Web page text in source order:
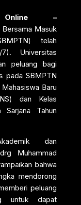
Online –
Bersama Masuk
telah
Universitas
peluang bagi
pada SBMPTN
Baru
dan Kelas
Sarjana Tahun
dan
Muhammad
bahwa
mendorong
peluang
untuk dapat